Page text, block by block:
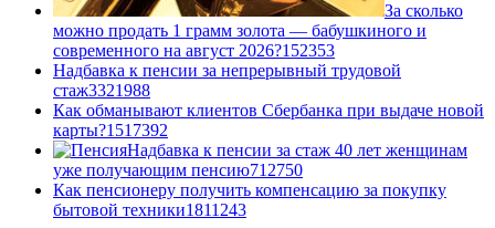
За сколько
можно продать 1 грамм золота — бабушкиного и
современного на август 2026?1 52353
Надбавка к пенсии за непрерывный трудовой
стаж3321988
Как обманывают клиентов Сбербанка при выдаче новой
карты?1517392
Надбавка к пенсии за стаж 40 лет женщинам
уже получающим пенсию712750
Как пенсионеру получить компенсацию за покупку
бытовой техники1811243